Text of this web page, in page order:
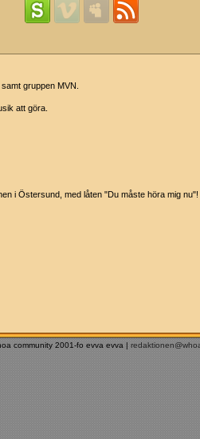
gruppen MVN.
att göra.
i Östersund, med låten "Du måste höra mig nu"!
community 2001-fo evva evva |